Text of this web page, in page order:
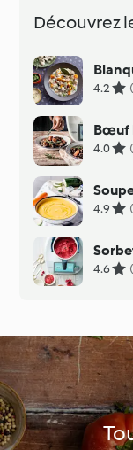
Découvrez
4.2
Bœuf
4.0
4.9
4.6